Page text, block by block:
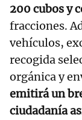
200 cubos y
fracciones.
vehículos,
recogida
orgánica y
emitirá un
ciudadanía